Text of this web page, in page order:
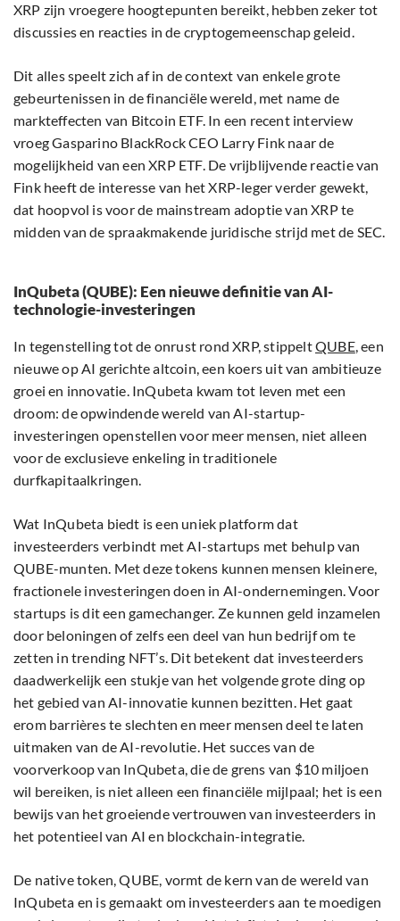
XRP zijn vroegere hoogtepunten bereikt, hebben zeker tot
discussies en reacties in de cryptogemeenschap geleid.
Dit alles speelt zich af in de context van enkele grote
gebeurtenissen in de financiële wereld, met name de
markteffecten van Bitcoin ETF. In een recent interview
vroeg Gasparino BlackRock CEO Larry Fink naar de
mogelijkheid van een XRP ETF. De vrijblijvende reactie van
Fink heeft de interesse van het XRP-leger verder gewekt,
dat hoopvol is voor de mainstream adoptie van XRP te
midden van de spraakmakende juridische strijd met de SEC.
InQubeta (QUBE): Een nieuwe definitie van AI-
technologie-investeringen
In tegenstelling tot de onrust rond XRP, stippeltQUBE, een
nieuwe op AI gerichte altcoin, een koers uit van ambitieuze
groei en innovatie. InQubeta kwam tot leven met een
droom: de opwindende wereld van AI-startup-
investeringen openstellen voor meer mensen, niet alleen
voor de exclusieve enkeling in traditionele
durfkapitaalkringen.
Wat InQubeta biedt is een uniek platform dat
investeerders verbindt met AI-startups met behulp van
QUBE-munten. Met deze tokens kunnen mensen kleinere,
fractionele investeringen doen in AI-ondernemingen. Voor
startups is dit een gamechanger. Ze kunnen geld inzamelen
door beloningen of zelfs een deel van hun bedrijf om te
zetten in trending NFT’s. Dit betekent dat investeerders
daadwerkelijk een stukje van het volgende grote ding op
het gebied van AI-innovatie kunnen bezitten. Het gaat
erom barrières te slechten en meer mensen deel te laten
uitmaken van de AI-revolutie. Het succes van de
voorverkoop van InQubeta, die de grens van $10 miljoen
wil bereiken, is niet alleen een financiële mijlpaal; het is een
bewijs van het groeiende vertrouwen van investeerders in
het potentieel van AI en blockchain-integratie.
De native token, QUBE, vormt de kern van de wereld van
InQubeta en is gemaakt om investeerders aan te moedigen